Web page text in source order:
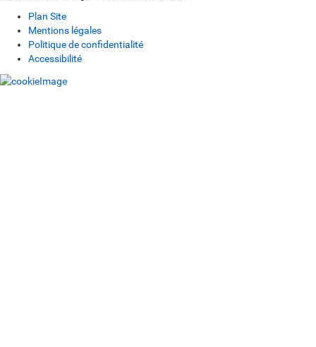
Plan Site
Mentions légales
Politique de confidentialité
Accessibilité